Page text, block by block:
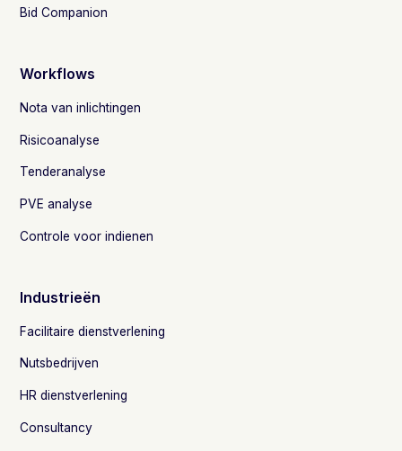
Bid Companion
Workflows
Nota van inlichtingen
Risicoanalyse
Tenderanalyse
PVE analyse
Controle voor indienen
Industrieën
Facilitaire dienstverlening
Nutsbedrijven
HR dienstverlening
Consultancy